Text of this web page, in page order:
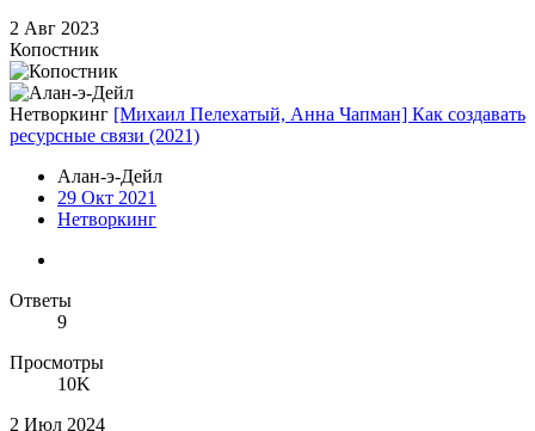
2 Авг 2023
Копостник
Нетворкинг [Михаил Пелехатый, Анна Чапман] Как создавать
ресурсные связи (2021)
Алан-э-Дейл
29 Окт 2021
Нетворкинг
Ответы
9
Просмотры
10K
2 Июл 2024